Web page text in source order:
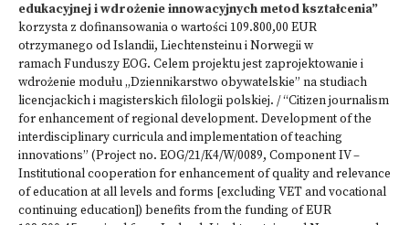
edukacyjnej i wdrożenie innowacyjnych metod kształcenia”
korzysta z dofinansowania o wartości 109.800,00 EUR
otrzymanego od Islandii, Liechtensteinu i Norwegii w
ramach Funduszy EOG. Celem projektu jest zaprojektowanie i
wdrożenie modułu „Dziennikarstwo obywatelskie” na studiach
licencjackich i magisterskich filologii polskiej. / “Citizen journalism
for enhancement of regional development. Development of the
interdisciplinary curricula and implementation of teaching
innovations” (Project no. EOG/21/K4/W/0089, Component IV –
Institutional cooperation for enhancement of quality and relevance
of education at all levels and forms [excluding VET and vocational
continuing education]) benefits from the funding of EUR